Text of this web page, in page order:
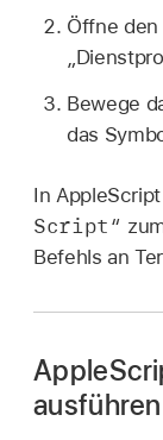
Öffne den
Bewege
das
In
Script“
Befehls an
ausführen